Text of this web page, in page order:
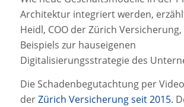
Architektur integriert werden,
Heidl, COO der Zürich
Beispiels zur hauseigenen
Digitalisierungsstrategie des
Die Schadenbegutachtung per
derZürich Versicherung seit 2015.